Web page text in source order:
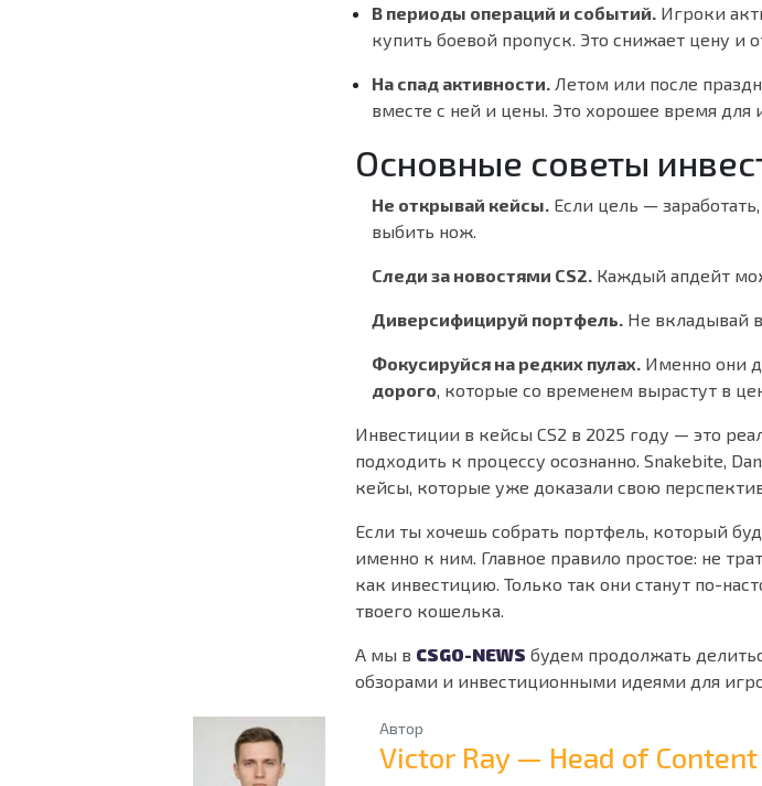
В периоды операций и событий. Игроки
купить боевой пропуск. Это снижает цену и
На спад активности. Летом или после
вместе с ней и цены. Это хорошее время для
Основные советы
Не открывай кейсы. Если цель —
выбить нож.
Следи за новостями CS2. Каждый апдейт
Диверсифицируй портфель. Не вкладывай
Фокусируйся на редких пулах. Именно они
дорого , которые со временем вырастут в
Инвестиции в кейсы CS2 в 2025 году — это
подходить к процессу осознанно. Snakebite,
кейсы, которые уже доказали свою
Если ты хочешь собрать портфель, который
именно к ним. Главное правило простое: не
как инвестицию. Только так они станут по-
твоего кошелька.
А мы в CSGO-NEWS будем продолжать
обзорами и инвестиционными идеями для
Автор
Victor Ray — Head of Content